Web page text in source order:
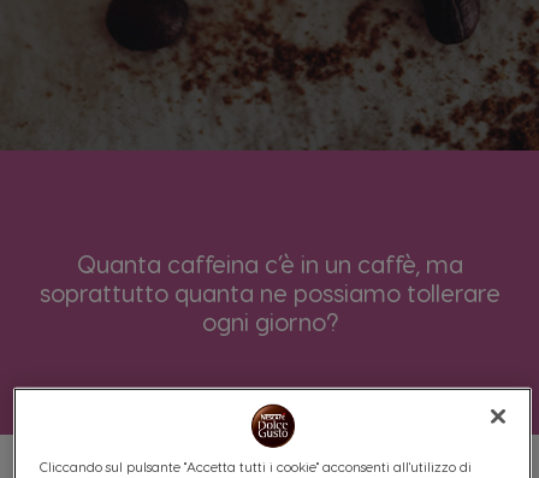
Quanta caffeina c’è in un caffè, ma
soprattutto quanta ne possiamo tollerare
ogni giorno?
Cliccando sul pulsante "Accetta tutti i cookie" acconsenti all'utilizzo di